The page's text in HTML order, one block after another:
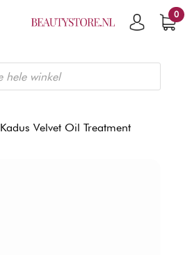
0
Kadus Velvet Oil Treatment